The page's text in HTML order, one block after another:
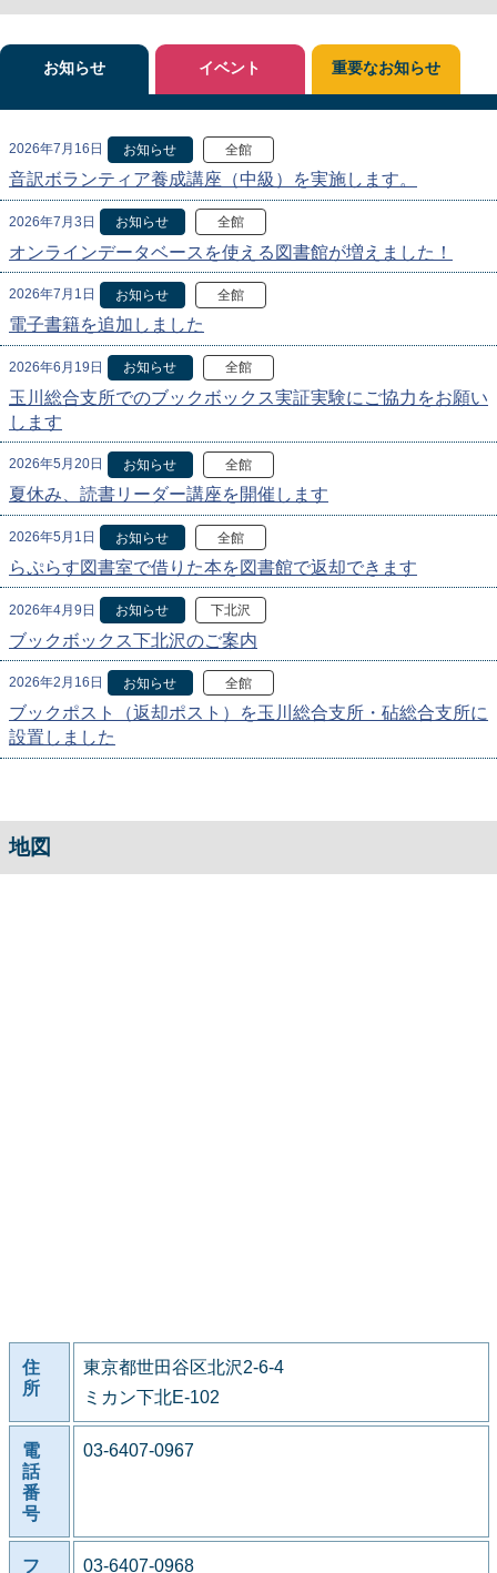
お知らせ
2026年7月16日 お知らせ 全館
音訳ボランティア養成講座（中級）を実施します。
2026年7月3日 お知らせ 全館
オンラインデータベースを使える図書館が増えました！
2026年7月1日 お知らせ 全館
電子書籍を追加しました
2026年6月19日 お知らせ 全館
玉川総合支所でのブックボックス実証実験にご協力をお願い
します
2026年5月20日 お知らせ 全館
夏休み、読書リーダー講座を開催します
2026年5月1日 お知らせ 全館
らぷらす図書室で借りた本を図書館で返却できます
2026年4月9日 お知らせ 下北沢
ブックボックス下北沢のご案内
2026年2月16日 お知らせ 全館
ブックポスト（返却ポスト）を玉川総合支所・砧総合支所に
設置しました
イベント 重要なお知らせ
地図
住
所
東京都世田谷区北沢2-6-4
ミカン下北E-102
電
話
番
号
03-6407-0967
フ 03-6407-0968